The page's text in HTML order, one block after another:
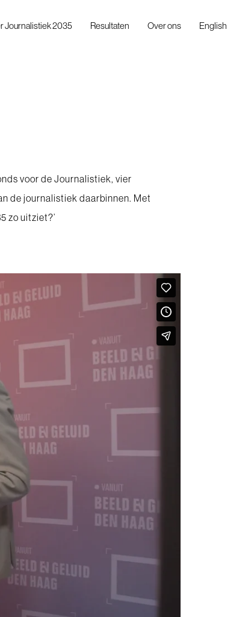
Journalistiek 2035 Resultaten Over ons English
voor de Journalistiek, vier
de journalistiek daarbinnen. Met
zo uitziet?’